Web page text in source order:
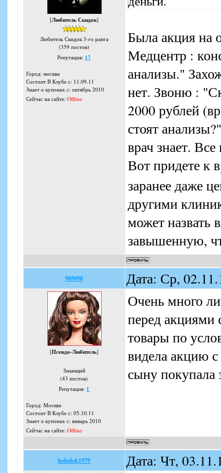
[Любитель Скидок]
Любитель Скидок 3-го ранга
(359 постов)
Репутация: 17
Город: москва
Состоит В Клубе с: 11.09.11
Знает о купонах с: октябрь 2010
Сейчас на сайте: Offline
Была акция на
Медцентр :
анализы."
нет. Звоню :
2000 рублей
стоят
врач знает.
Вот придете к
заранее даже
другими
может назвать
завышенную,
905090 Дата: Ср,
[Псевдо-Любитель]
Знающий
(43 постов)
Репутация: 1
Город: Москва
Состоит В Клубе с: 05.10.11
Знает о купонах с: январь 2010
Сейчас на сайте: Offline
Очень много
перед акциями
товары по
видела акцию
сыну покупала
holodok1979 Дата: Чт,